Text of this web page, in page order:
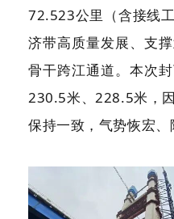
72.523公里（含接线
济带高质量发展、支
骨干跨江通道。本次
230.5米、228.5米，
保持一致，气势恢宏、